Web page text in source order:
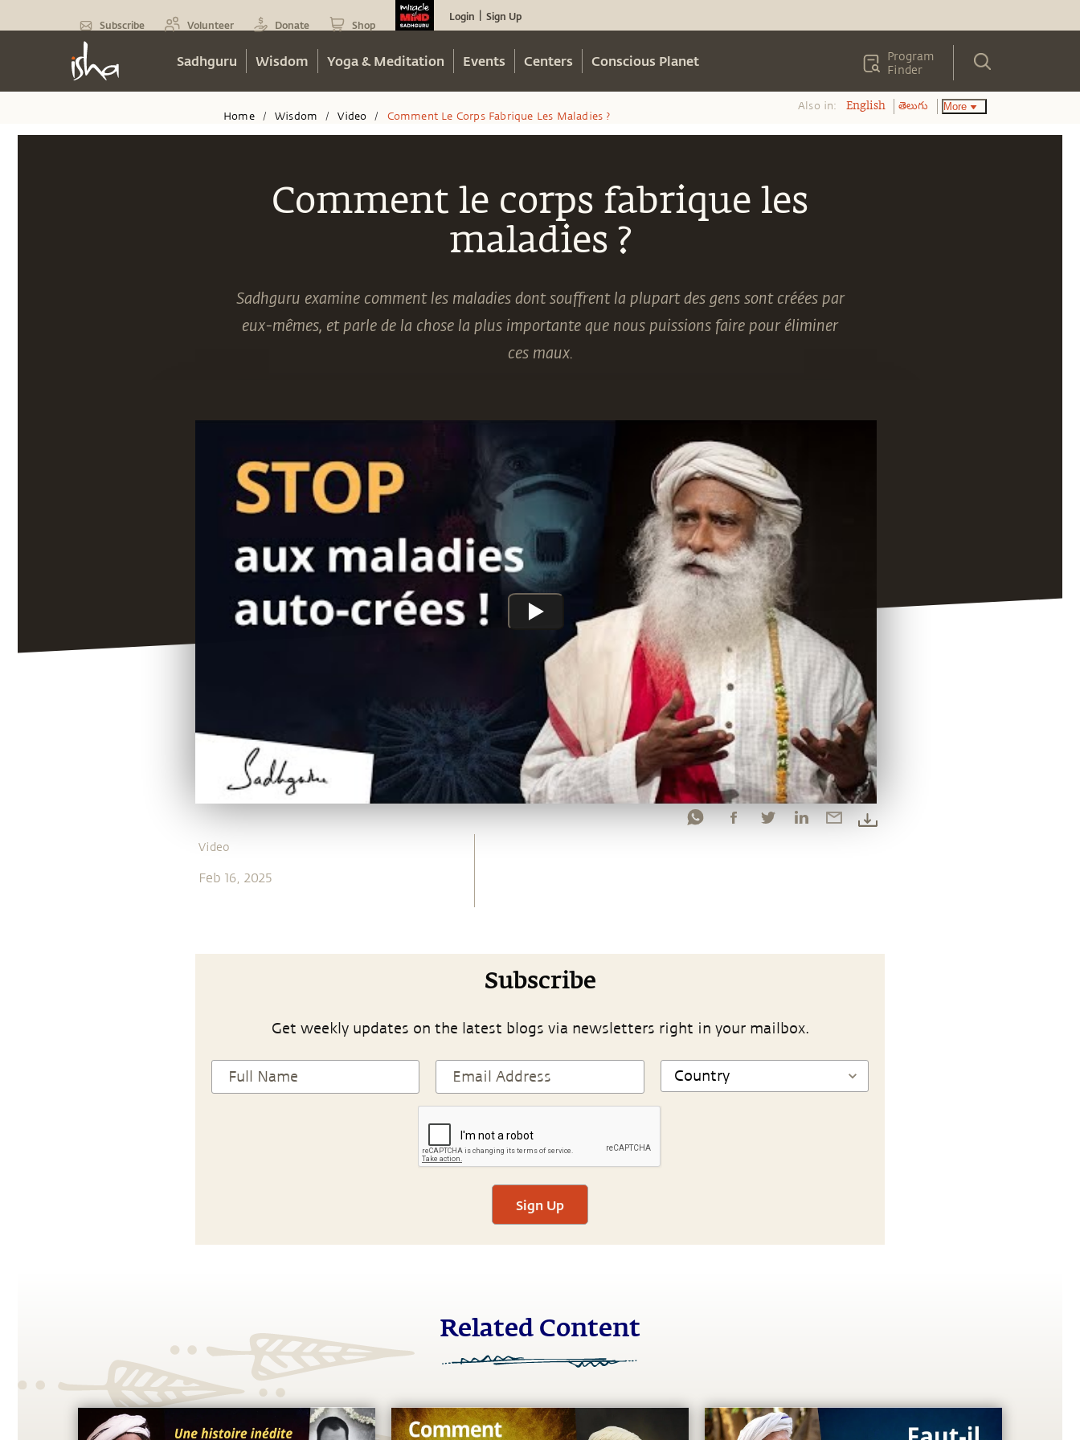
Subscribe Volunteer Donate Shop
Login Sign Up
Sadhguru Wisdom Yoga & Meditation Events Centers Conscious Planet
Program
Finder
Home / Wisdom / Video / Comment Le Corps Fabrique Les Maladies ?
Also in: English తెలుగు More
Comment le corps fabrique les
maladies ?
Sadhguru examine comment les maladies dont souffrent la plupart des gens sont créées par
eux-mêmes, et parle de la chose la plus importante que nous puissions faire pour éliminer
ces maux.
Video
Feb 16, 2025
Subscribe
Get weekly updates on the latest blogs via newsletters right in your mailbox.
Sign Up
Related Content